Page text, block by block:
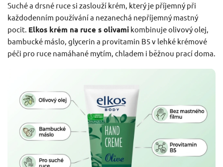
Suché a drsné ruce si zaslouží krém, který je příjemný při
každodenním používání a nezanechá nepříjemný mastný
pocit. Elkos krém na ruce s olivami kombinuje olivový olej,
bambucké máslo, glycerin a provitamin B5 v lehké krémové
péči pro ruce namáhané mytím, chladem i běžnou prací doma.